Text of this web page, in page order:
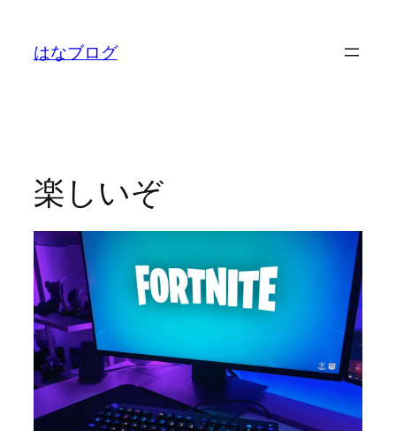
はなブログ
楽しいぞ